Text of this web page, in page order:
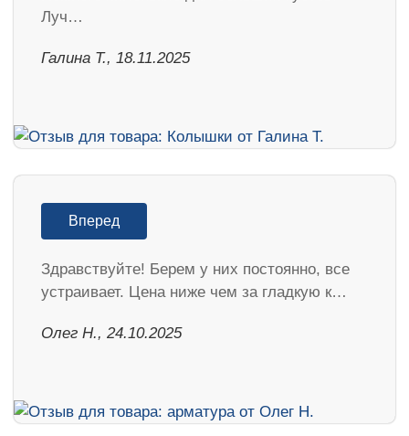
Луч…
Галина Т., 18.11.2025
Вперед
Здравствуйте! Берем у них постоянно, все
устраивает. Цена ниже чем за гладкую к…
Олег Н., 24.10.2025